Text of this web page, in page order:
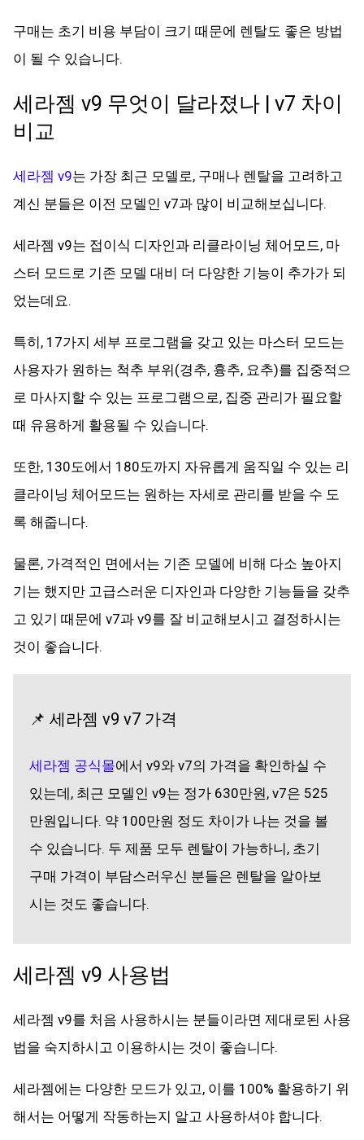
구매는 초기 비용 부담이 크기 때문에 렌탈도 좋은 방법
이 될 수 있습니다.
세라젬 v9 무엇이 달라졌나 | v7 차이
비교
세라젬 v9는 가장 최근 모델로, 구매나 렌탈을 고려하고
계신 분들은 이전 모델인 v7과 많이 비교해보십니다.
세라젬 v9는 접이식 디자인과 리클라이닝 체어모드, 마
스터 모드로 기존 모델 대비 더 다양한 기능이 추가가 되
었는데요.
특히, 17가지 세부 프로그램을 갖고 있는 마스터 모드는
사용자가 원하는 척추 부위(경추, 흉추, 요추)를 집중적으
로 마사지할 수 있는 프로그램으로, 집중 관리가 필요할
때 유용하게 활용될 수 있습니다.
또한, 130도에서 180도까지 자유롭게 움직일 수 있는 리
클라이닝 체어모드는 원하는 자세로 관리를 받을 수 도
록 해줍니다.
물론, 가격적인 면에서는 기존 모델에 비해 다소 높아지
기는 했지만 고급스러운 디자인과 다양한 기능들을 갖추
고 있기 때문에 v7과 v9를 잘 비교해보시고 결정하시는
것이 좋습니다.
📌 세라젬 v9 v7 가격
세라젬 공식몰에서 v9와 v7의 가격을 확인하실 수
있는데, 최근 모델인 v9는 정가 630만원, v7은 525
만원입니다. 약 100만원 정도 차이가 나는 것을 볼
수 있습니다. 두 제품 모두 렌탈이 가능하니, 초기
구매 가격이 부담스러우신 분들은 렌탈을 알아보
시는 것도 좋습니다.
세라젬 v9 사용법
세라젬 v9를 처음 사용하시는 분들이라면 제대로된 사용
법을 숙지하시고 이용하시는 것이 좋습니다.
세라젬에는 다양한 모드가 있고, 이를 100% 활용하기 위
해서는 어떻게 작동하는지 알고 사용하셔야 합니다.